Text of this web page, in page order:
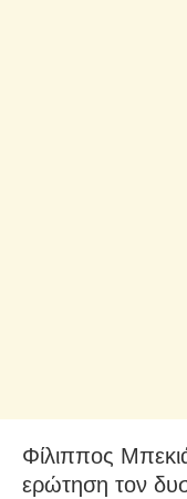
Φίλιππος
ερώτηση τον